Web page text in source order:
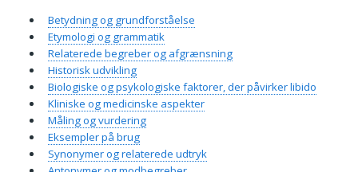
Betydning og grundforståelse
Etymologi og grammatik
Relaterede begreber og afgrænsning
Historisk udvikling
Biologiske og psykologiske faktorer, der påvirker libido
Kliniske og medicinske aspekter
Måling og vurdering
Eksempler på brug
Synonymer og relaterede udtryk